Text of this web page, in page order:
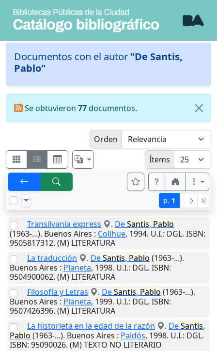
Documentos con el autor "De Santis,
Pablo"
Se obtuvieron 77documentos.
Orden
Ítems
p. 1
Transilvania express . DeSantis, Pablo
(1963-...). Buenos Aires : Colihue, 1994. U.I.: DGL. ISBN:
9505817312. (M) LITERATURA
La traducción
. DeSantis, Pablo (1963-...).
Buenos Aires : Planeta, 1998. U.I.: DGL. ISBN:
9504900062. (M) LITERATURA
Filosofía y Letras
. DeSantis, Pablo (1963-...).
Buenos Aires : Planeta, 1999. U.I.: DGL. ISBN:
9507426396. (M) LITERATURA
La historieta en la edad de la razón
. DeSantis,
Pablo (1963-...). Buenos Aires : Paidós, 1998. U.I.: DGL.
ISBN: 95090026. (M) TEXTO NO LITERARIO